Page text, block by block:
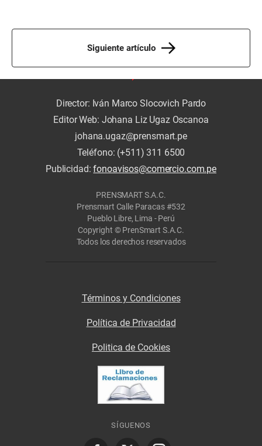
Siguiente artículo
Director: Iván Marco Slocovich Pardo
Editor Web: Johana Liz Ugaz Oscanoa
johana.ugaz@prensmart.pe
Teléfono: (+511) 311 6500
Publicidad:fonoavisos@comercio.com.pe
PRENSMART S.A.C.
Prensmart Calle Paracas #532
Pueblo Libre, Lima - Perú
Copyright © PrenSmart S.A.C.
Todos los derechos reservados
Términos y Condiciones
Política de Privacidad
Politica de Cookies
SÍGUENOS